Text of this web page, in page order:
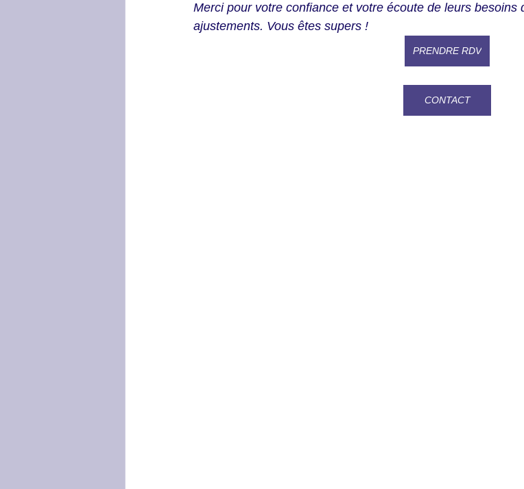
Merci pour votre confiance et votre écoute de leurs besoins
ajustements. Vous êtes supers !
PRENDRE RDV
CONTACT